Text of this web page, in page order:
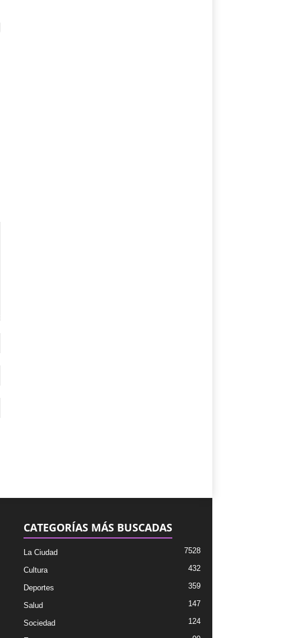
CATEGORÍAS MÁS BUSCADAS
La Ciudad 7528
Cultura 432
Deportes 359
Salud 147
Sociedad 124